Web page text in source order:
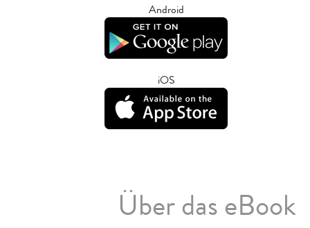
Android
iOS
Über das eBook